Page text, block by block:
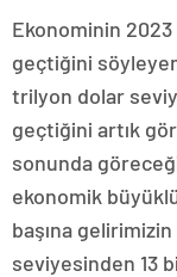
Ekonominin 2023
geçtiğini
trilyon dolar
geçtiğini artık
sonunda
ekonomik
başına
seviyesinden 13